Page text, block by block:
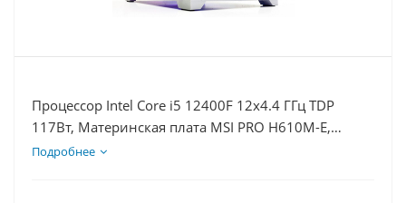
Процессор Intel Core i5 12400F 12x4.4 ГГц TDP
117Вт, Материнская плата MSI PRO H610M-E,
Видеокарта RTX 5080 16Гб, Память DDR4 64Gb,
Подробнее